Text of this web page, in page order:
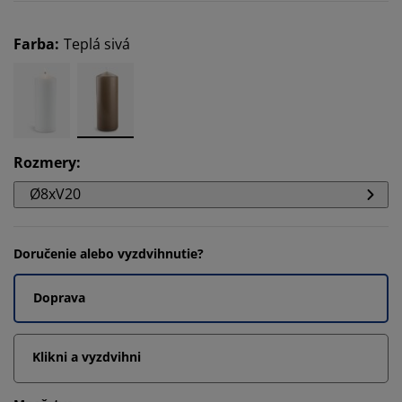
Farba: Teplá sivá
Rozmery:
Ø8xV20
Doručenie alebo vyzdvihnutie?
Doprava
Klikni a vyzdvihni